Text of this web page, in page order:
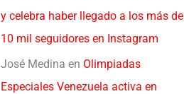
y celebra haber llegado a los más de
10 mil seguidores en Instagram
José Medina en Olimpiadas
Especiales Venezuela activa en